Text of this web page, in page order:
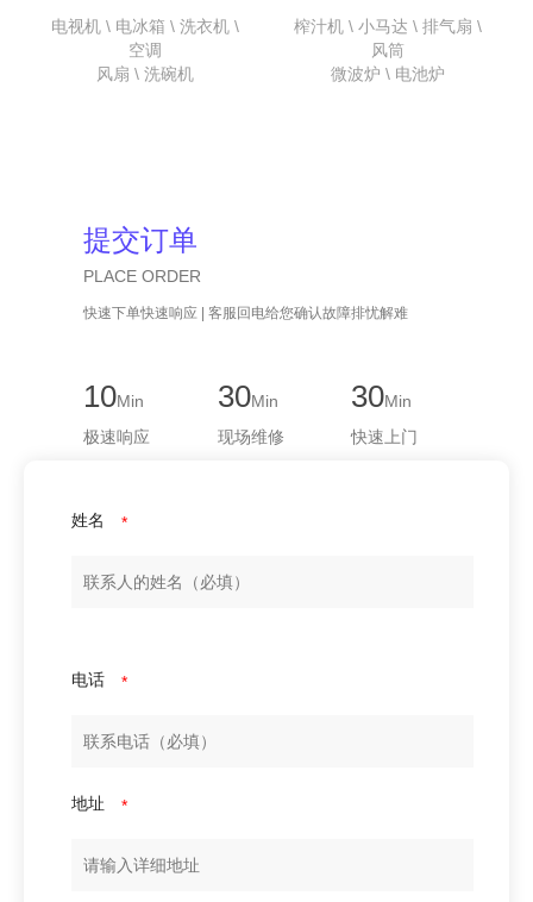
电视机 \ 电冰箱 \ 洗衣机 \
空调
风扇 \ 洗碗机
榨汁机 \ 小马达 \ 排气扇 \
风筒
微波炉 \ 电池炉
提交订单
PLACE ORDER
快速下单快速响应 | 客服回电给您确认故障排忧解难
10Min
极速响应
30Min
现场维修
30Min
快速上门
姓名 *
电话 *
地址 *